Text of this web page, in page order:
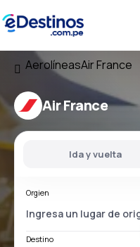
AerolíneasAir France
Air France
Ida y vuelta
Orgien
Destino